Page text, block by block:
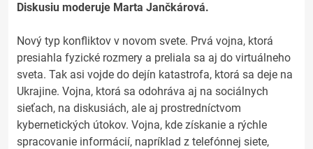
Diskusiu moderuje Marta Jančkárová.
Nový typ konfliktov v novom svete. Prvá vojna, ktorá
presiahla fyzické rozmery a preliala sa aj do virtuálneho
sveta. Tak asi vojde do dejín katastrofa, ktorá sa deje na
Ukrajine. Vojna, ktorá sa odohráva aj na sociálnych
sieťach, na diskusiách, ale aj prostredníctvom
kybernetických útokov. Vojna, kde získanie a rýchle
spracovanie informácií, napríklad z telefónnej siete,